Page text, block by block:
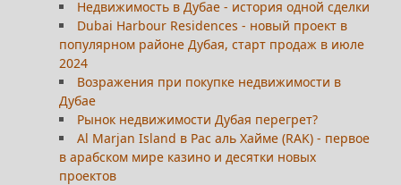
Недвижимость в Дубае - история одной сделки
Dubai Harbour Residences - новый проект в
популярном районе Дубая, старт продаж в июле
2024
Возражения при покупке недвижимости в
Дубае
Рынок недвижимости Дубая перегрет?
Al Marjan Island в Рас аль Хайме (RAK) - первое
в арабском мире казино и десятки новых
проектов